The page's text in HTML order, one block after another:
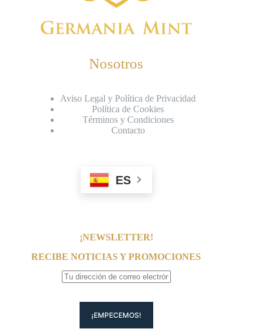
Nosotros
Aviso Legal y Política de Privacidad
Política de Cookies
Términos y Condiciones
Contacto
ES
¡NEWSLETTER!
RECIBE NOTICIAS Y PROMOCIONES